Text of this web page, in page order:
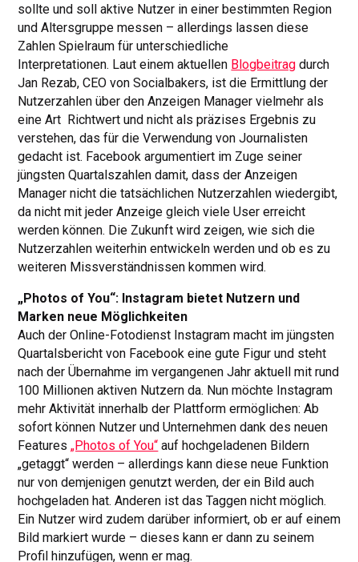
sollte und soll aktive Nutzer in einer bestimmten Region
und Altersgruppe messen – allerdings lassen diese
Zahlen Spielraum für unterschiedliche
Interpretationen. Laut einem aktuellen Blogbeitrag durch
Jan Rezab, CEO von Socialbakers, ist die Ermittlung der
Nutzerzahlen über den Anzeigen Manager vielmehr als
eine Art Richtwert und nicht als präzises Ergebnis zu
verstehen, das für die Verwendung von Journalisten
gedacht ist. Facebook argumentiert im Zuge seiner
jüngsten Quartalszahlen damit, dass der Anzeigen
Manager nicht die tatsächlichen Nutzerzahlen wiedergibt,
da nicht mit jeder Anzeige gleich viele User erreicht
werden können. Die Zukunft wird zeigen, wie sich die
Nutzerzahlen weiterhin entwickeln werden und ob es zu
weiteren Missverständnissen kommen wird.
„Photos of You“: Instagram bietet Nutzern und
Marken neue Möglichkeiten
Auch der Online-Fotodienst Instagram macht im jüngsten
Quartalsbericht von Facebook eine gute Figur und steht
nach der Übernahme im vergangenen Jahr aktuell mit rund
100 Millionen aktiven Nutzern da. Nun möchte Instagram
mehr Aktivität innerhalb der Plattform ermöglichen: Ab
sofort können Nutzer und Unternehmen dank des neuen
Features„Photos of You“ auf hochgeladenen Bildern
„getaggt“ werden – allerdings kann diese neue Funktion
nur von demjenigen genutzt werden, der ein Bild auch
hochgeladen hat. Anderen ist das Taggen nicht möglich.
Ein Nutzer wird zudem darüber informiert, ob er auf einem
Bild markiert wurde – dieses kann er dann zu seinem
Profil hinzufügen, wenn er mag.